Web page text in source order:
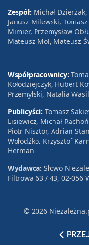
Zespół: Michał
Janusz Milewski,
Mimier, Przemysław
Mateusz Mol, Mateusz
Współpracownicy:
Kołodziejczyk, Hubert
Przemyłski, Natalia
Publicyści: Tomasz
Lisiewicz, Michał
Piotr Nisztor, Adrian
Wołodźko, Krzysztof
Herman
Wydawca: Słowo
Filtrowa 63 / 43, 02-056
© 2026